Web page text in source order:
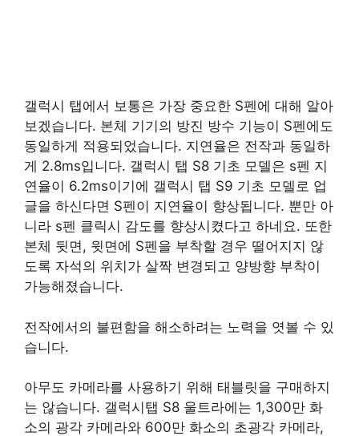
갤럭시 탭에서 보통은 가장 중요한 S펜에 대해 알아
보겠습니다. 본체 기기의 방진 방수 기능이 S펜에도
동일하게 적용되었습니다. 지연율은 전작과 동일하
게 2.8ms입니다. 갤럭시 탭 S8 기초 모델은 s펜 지
연율이 6.2ms이기에 갤럭시 탭 S9 기초 모델로 업
글을 하신다면 S펜이 지연율이 향상됩니다. 뿐만 아
니라 s펜 클릭시 감도를 향상시켰다고 하네요. 또한
본체 뒷면, 윗면에 S펜을 부착할 경우 떨어지지 않
도록 자석의 위치가 살짝 변경되고 양방향 부착이
가능해졌습니다.
전작에서의 불편함을 해소하려는 노력을 엿볼 수 있
습니다.
아무도 카메라를 사용하기 위해 태블릿을 구매하지
는 않습니다. 갤럭시탭 S8 울트라에는 1,300만 화
소의 광각 카메라와 600만 화소의 초광각 카메라,